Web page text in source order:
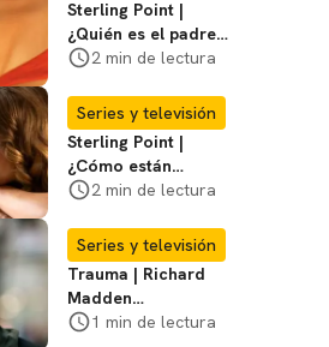
Sterling Point |
¿Quién es el padre
biológico de
decimos
2 min de lectura
Series y televisión
Sterling Point |
¿Cómo están
conectados Annie,
Te explicamos
2 min de lectura
Series y televisión
Trauma | Richard
Madden
protagonizará serie
1 min de lectura